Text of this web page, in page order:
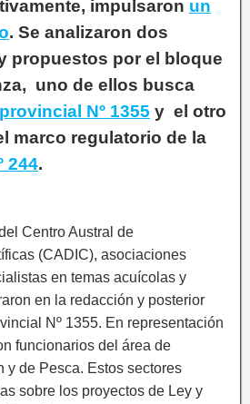
impulsaron un
. Se analizaron dos
propuestos por el bloque
uno de ellos busca
Nº 1355 y el otro
marco regulatorio de la
244.
Centro Austral de
(CADIC), asociaciones
en temas acuícolas y
en la redacción y posterior
Nº 1355. En representación
funcionarios del área de
y de Pesca. Estos sectores
sobre los proyectos de Ley y